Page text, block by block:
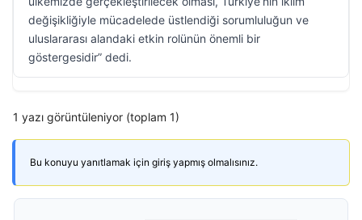
değişikliğiyle mücadelede üstlendiği sorumluluğun ve
uluslararası alandaki etkin rolünün önemli bir
göstergesidir” dedi.
1 yazı görüntüleniyor (toplam 1)
Bu konuyu yanıtlamak için giriş yapmış olmalısınız.